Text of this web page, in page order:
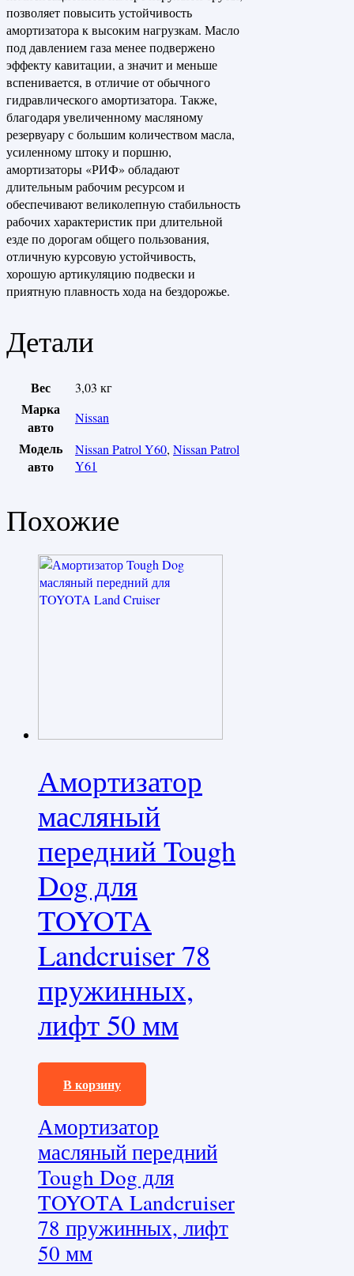
позволяет повысить устойчивость
амортизатора к высоким нагрузкам. Масло
под давлением газа менее подвержено
эффекту кавитации, а значит и меньше
вспенивается, в отличие от обычного
гидравлического амортизатора. Также,
благодаря увеличенному масляному
резервуару с большим количеством масла,
усиленному штоку и поршню,
амортизаторы «РИФ» обладают
длительным рабочим ресурсом и
обеспечивают великолепную стабильность
рабочих характеристик при длительной
езде по дорогам общего пользования,
отличную курсовую устойчивость,
хорошую артикуляцию подвески и
приятную плавность хода на бездорожье.
Детали
Вес 3,03 кг
Марка
авто
Nissan
Модель
авто
Nissan Patrol Y60, Nissan Patrol
Y61
Похожие
Амортизатор
масляный
передний Tough
Dog для
TOYOTA
Landcruiser 78
пружинных,
лифт 50 мм
13850,0₽
В корзину
Амортизатор
масляный передний
Tough Dog для
TOYOTA Landcruiser
78 пружинных, лифт
50 мм